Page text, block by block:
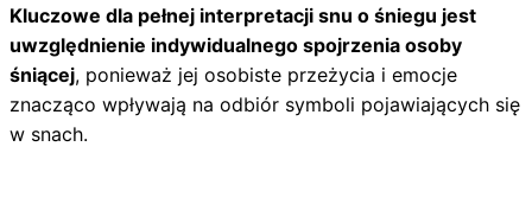
Kluczowe dla pełnej interpretacji snu o śniegu jest
uwzględnienie indywidualnego spojrzenia osoby
śniącej, ponieważ jej osobiste przeżycia i emocje
znacząco wpływają na odbiór symboli pojawiających się
w snach.